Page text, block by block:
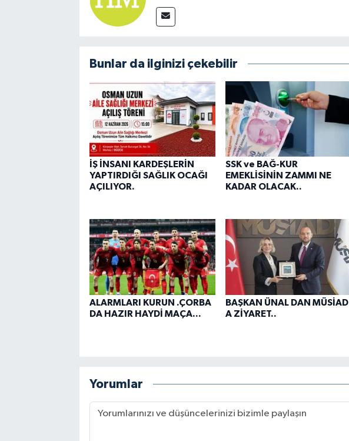
Bunlar da ilginizi çekebilir
İŞ İNSANI KARDEŞLERİN
YAPTIRDIĞI SAĞLIK OCAĞI
AÇILIYOR.
SSK ve BAĞ-KUR
EMEKLİSİNİN ZAMMI NE
KADAR OLACAK..
ALARMLARI KURUN .ÇORBA
DA HAZIR HAYDİ MAÇA...
BAŞKAN ÜNAL DAN MÜSİAD
A ZİYARET..
Yorumlar